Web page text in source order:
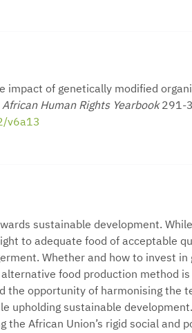
impact of genetically modified
African Human Rights Yearbook291-
v6a13
sustainable development.
to adequate food of acceptable
Whether and how to invest in
food production method
the opportunity of harmonising the
upholding sustainable
the African Union’s rigid social and